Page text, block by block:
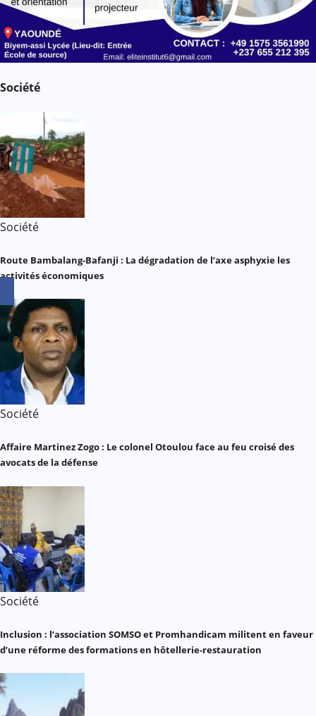
Société
Société
Route Bambalang-Bafanji : La dégradation de l’axe asphyxie les
activités économiques
Société
Affaire Martinez Zogo : Le colonel Otoulou face au feu croisé des
avocats de la défense
Société
Inclusion : l’association SOMSO et Promhandicam militent en faveur
d’une réforme des formations en hôtellerie-restauration